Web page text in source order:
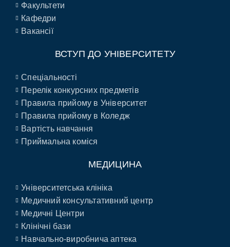
Факультети
Кафедри
Вакансії
ВСТУП ДО УНІВЕРСИТЕТУ
Спеціальності
Перелік конкурсних предметів
Правила прийому в Університет
Правила прийому в Коледж
Вартість навчання
Приймальна коміся
МЕДИЦИНА
Університетська клініка
Медичний консультативний центр
Медичні Центри
Клінічні бази
Навчально-виробнича аптека